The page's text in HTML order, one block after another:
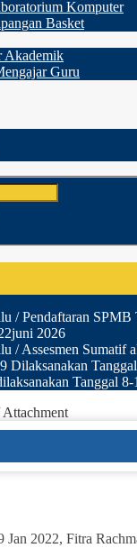
Komputer
Basket
Akademik
Guru
/ Pendaftaran
2026
/ Assesmen Sumatif
Dilaksanakan
Tanggal
Attachment
Jan 2022, Fitra